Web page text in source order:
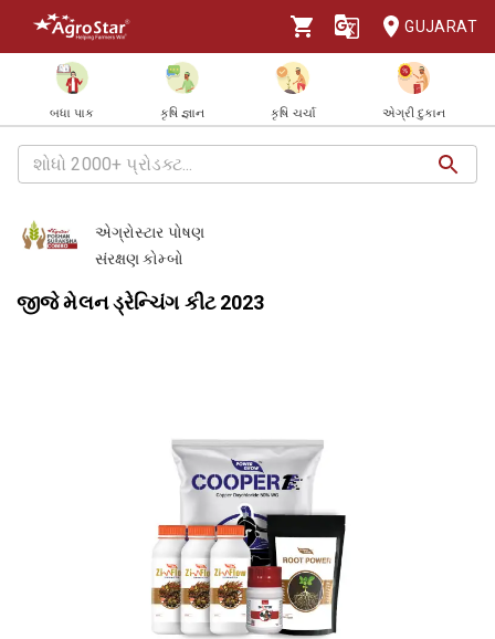
GUJARAT
બધા પાક કૃષિ જ્ઞાન કૃષિ ચર્ચા એગ્રી દુકાન
એગ્રોસ્ટાર પોષણ
સંરક્ષણ કોમ્બો
જીજે મેલન ડ્રેન્ચિંગ કીટ 2023